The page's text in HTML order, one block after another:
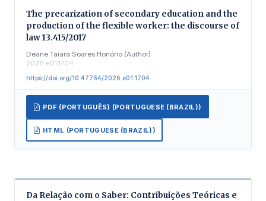
The precarization of secondary education and the
production of the flexible worker: the discourse of
law 13.415/2017
Deane Taiara Soares Honório (Author)
2026.e01.1704
https://doi.org/10.47764/2026.e01.1704
PDF (PORTUGUÊS) (PORTUGUESE (BRAZIL))
HTML (PORTUGUESE (BRAZIL))
Da Relação com o Saber: Contribuições Teóricas e